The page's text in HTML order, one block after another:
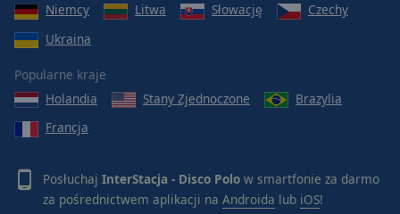
Niemcy
Litwa Słowację
Czechy
Ukraina
Popularne kraje
Holandia
Stany Zjednoczone
Brazylia
Francja
Posłuchaj InterStacja - Disco Polo w smartfonie za darmo
za pośrednictwem aplikacji na Androida lub iOS!